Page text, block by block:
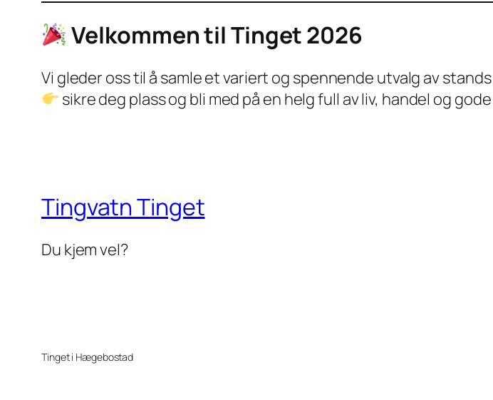
Velkommen til Tinget 2026
Vi gleder oss til å samle et variert og spennende utvalg av stands
sikre deg plass og bli med på en helg full av liv, handel og
Tingvatn Tinget
Du kjem vel?
Tinget i Hægebostad